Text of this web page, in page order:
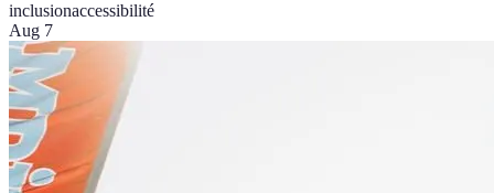
inclusionaccessibilité
Aug 7